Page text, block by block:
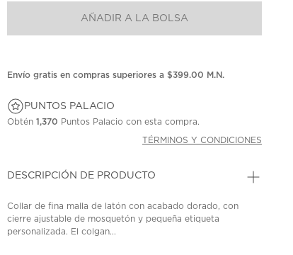
AÑADIR A LA BOLSA
Envío gratis en compras superiores a $399.00 M.N.
PUNTOS PALACIO
Obtén1,370 Puntos Palacio con esta compra.
TÉRMINOS Y CONDICIONES
DESCRIPCIÓN DE PRODUCTO
Collar de fina malla de latón con acabado dorado, con
cierre ajustable de mosquetón y pequeña etiqueta
personalizada. El colgan...